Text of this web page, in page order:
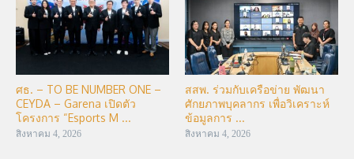
ศธ. – TO BE NUMBER ONE –
CEYDA – Garena เปิดตัว
โครงการ “Esports M ...
สิงหาคม 4, 2026
สสพ. ร่วมกับเครือข่าย พัฒนา
ศักยภาพบุคลากร เพื่อวิเคราะห์
ข้อมูลการ ...
สิงหาคม 4, 2026